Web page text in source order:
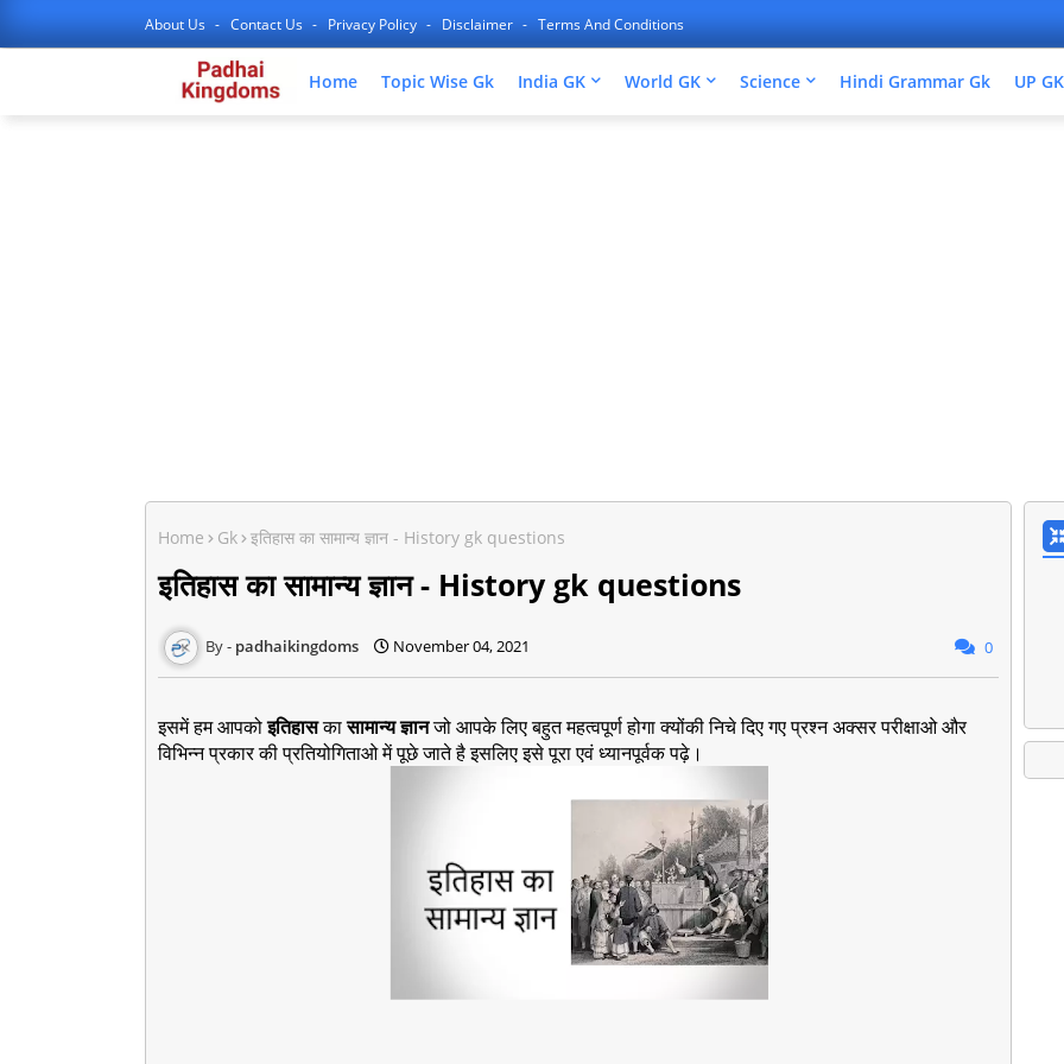
About Us Contact Us Privacy Policy Disclaimer Terms And Conditions
Home Topic Wise Gk India GK World GK Science Hindi Grammar Gk UP GK
Home Gk इतिहास का सामान्य ज्ञान - History gk questions
इतिहास का सामान्य ज्ञान - History gk questions
padhaikingdoms November 04, 2021 0
इसमें हम आपकोइतिहासकासामान्य ज्ञानजो आपके लिए बहुत महत्वपूर्ण होगा क्योंकी निचे दिए गए प्रश्न अक्सर परीक्षाओ और
विभिन्न प्रकार की प्रतियोगिताओ में पूछे जाते है इसलिए इसे पूरा एवं ध्यानपूर्वक पढ़े।